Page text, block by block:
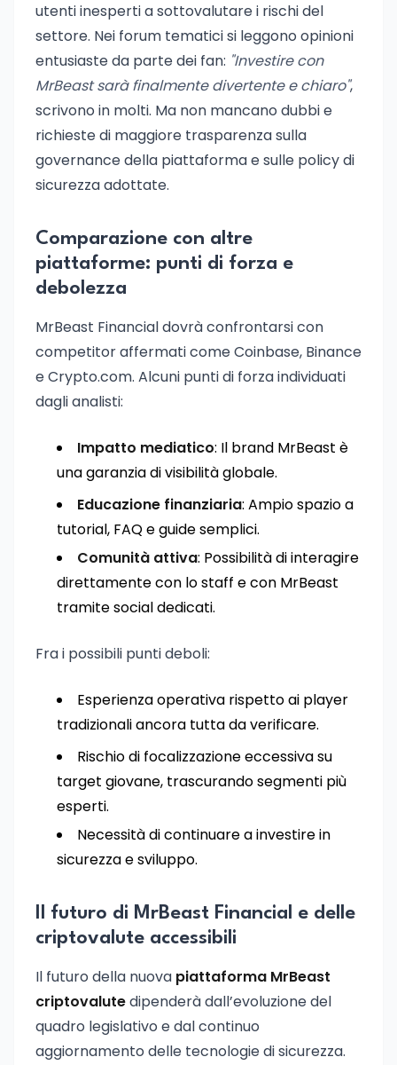
utenti inesperti a sottovalutare i rischi del
settore. Nei forum tematici si leggono opinioni
entusiaste da parte dei fan: "Investire con
MrBeast sarà finalmente divertente e chiaro",
scrivono in molti. Ma non mancano dubbi e
richieste di maggiore trasparenza sulla
governance della piattaforma e sulle policy di
sicurezza adottate.
Comparazione con altre
piattaforme: punti di forza e
debolezza
MrBeast Financial dovrà confrontarsi con
competitor affermati come Coinbase, Binance
e Crypto.com. Alcuni punti di forza individuati
dagli analisti:
Impatto mediatico: Il brand MrBeast è
una garanzia di visibilità globale.
Educazione finanziaria: Ampio spazio a
tutorial, FAQ e guide semplici.
Comunità attiva: Possibilità di interagire
direttamente con lo staff e con MrBeast
tramite social dedicati.
Fra i possibili punti deboli:
Esperienza operativa rispetto ai player
tradizionali ancora tutta da verificare.
Rischio di focalizzazione eccessiva su
target giovane, trascurando segmenti più
esperti.
Necessità di continuare a investire in
sicurezza e sviluppo.
Il futuro di MrBeast Financial e delle
criptovalute accessibili
Il futuro della nuova piattaforma MrBeast
criptovalutedipenderà dall’evoluzione del
quadro legislativo e dal continuo
aggiornamento delle tecnologie di sicurezza.